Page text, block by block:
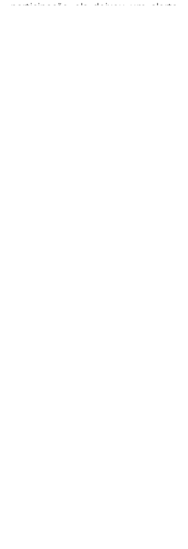
participação, ela deixou um alerta